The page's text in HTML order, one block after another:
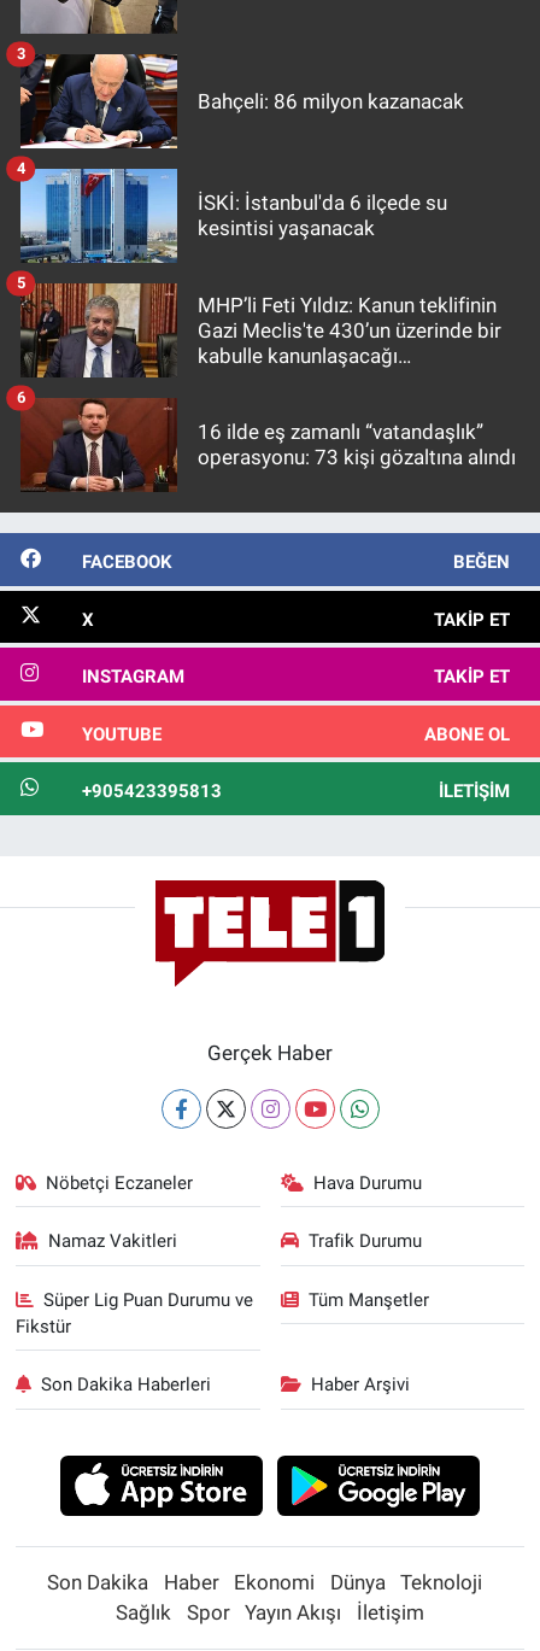
Bahçeli: 86 milyon kazanacak
3
İSKİ: İstanbul'da 6 ilçede su
kesintisi yaşanacak
4
MHP’li Feti Yıldız: Kanun teklifinin
Gazi Meclis'te 430’un üzerinde bir
kabulle kanunlaşacağı
5
16 ilde eş zamanlı “vatandaşlık”
operasyonu: 73 kişi gözaltına alındı
6
FACEBOOK BEĞEN
X TAKIP ET
INSTAGRAM TAKIP ET
YOUTUBE ABONE OL
+905423395813 İLETIŞIM
Gerçek Haber
Nöbetçi Eczaneler Hava Durumu
Namaz Vakitleri Trafik Durumu
Süper Lig Puan Durumu ve
Fikstür
Tüm Manşetler
Son Dakika Haberleri Haber Arşivi
Son Dakika Haber Ekonomi Dünya
Teknoloji
Sağlık
Spor Yayın Akışı İletişim